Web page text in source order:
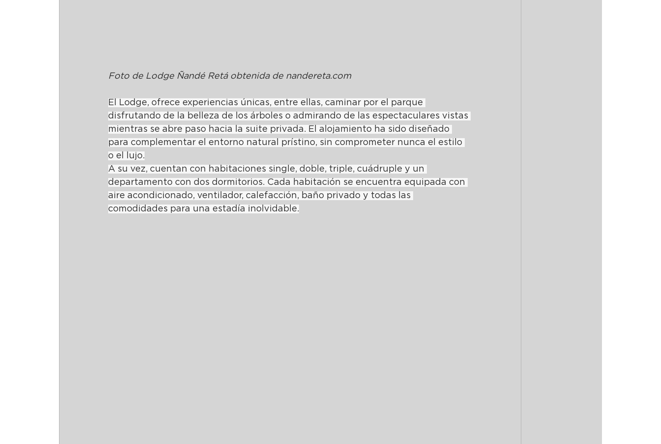
Foto de Lodge Ñandé Retá obtenida de nandereta.com
El Lodge, ofrece experiencias únicas, entre ellas, caminar por el parque
disfrutando de la belleza de los árboles o admirando de las espectaculares vistas
mientras se abre paso hacia la suite privada. El alojamiento ha sido diseñado
para complementar el entorno natural prístino, sin comprometer nunca el estilo
o el lujo.
A su vez, cuentan con habitaciones single, doble, triple, cuádruple y un
departamento con dos dormitorios. Cada habitación se encuentra equipada con
aire acondicionado, ventilador, calefacción, baño privado y todas las
comodidades para una estadía inolvidable.